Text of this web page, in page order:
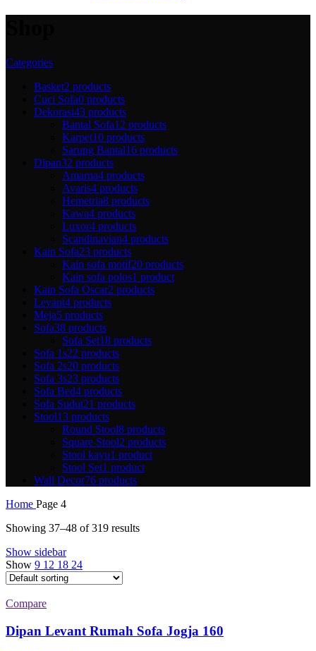
Categories
Basket2 products
Cuci Sofa0 products
Dekorasi43 products
Bantal Sofa12 products
Karpet10 products
Sarung Bantal16 products
Dipan32 products
Amarna4 products
Avaris4 products
Hemetria8 products
Kawa4 products
Luxor4 products
Scandinavian4 products
Kain Sofa23 products
Kain sofa motif20 products
Kain sofa polos1 product
Kain Sofa Oscar2 products
Levant4 products
Meja5 products
Sofa38 products
Sofa Set18 products
Sofa 1s22 products
Sofa 2s20 products
Sofa 3s23 products
Sofa Bed4 products
Sofa Sudut21 products
Stool13 products
Round Stool8 products
Square Stool2 products
Stool kayu1 product
Stool Set1 product
Wall Decor76 products
Home Page 4
Showing 37–48 of 319 results
Show sidebar
Show 9 12 18 24
Compare
Dipan Levant Rumah Sofa Jogja 160